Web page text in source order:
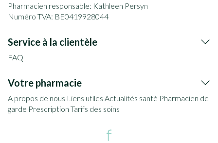
Pharmacien responsable: Kathleen Persyn
Numéro TVA: BE0419928044
Service à la clientèle
FAQ
Votre pharmacie
A propos de nous Liens utiles Actualités santé Pharmacien de
garde Prescription Tarifs des soins